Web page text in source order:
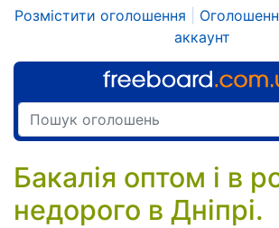
Розмістити оголошення
аккаунт
Бакалія оптом і в
недорого в Дніпрі.